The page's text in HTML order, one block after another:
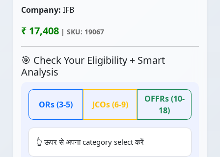
Company: IFB
₹ 17,408 | SKU: 19067
🎯 Check Your Eligibility + Smart
Analysis
ORs (3-5) JCOs (6-9)
OFFRs (10-
18)
👆 ऊपर से अपना category select करें